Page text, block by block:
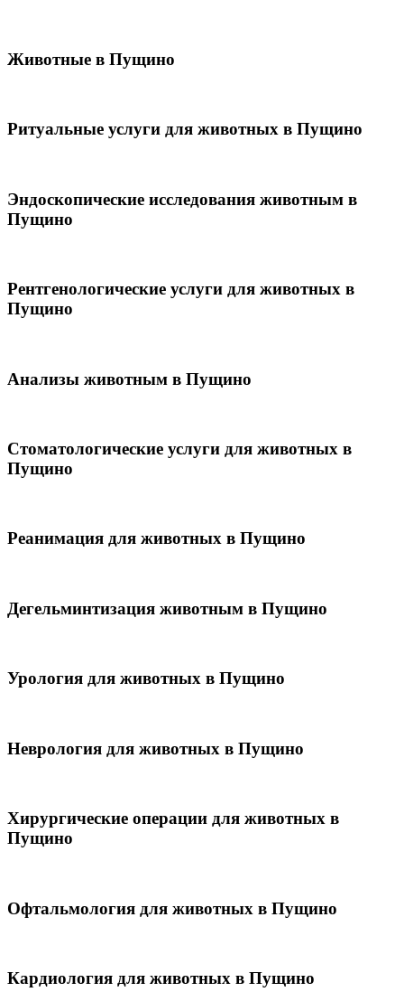
Животные в Пущино
Ритуальные услуги для животных в Пущино
Эндоскопические исследования животным в
Пущино
Рентгенологические услуги для животных в
Пущино
Анализы животным в Пущино
Стоматологические услуги для животных в
Пущино
Реанимация для животных в Пущино
Дегельминтизация животным в Пущино
Урология для животных в Пущино
Неврология для животных в Пущино
Хирургические операции для животных в
Пущино
Офтальмология для животных в Пущино
Кардиология для животных в Пущино